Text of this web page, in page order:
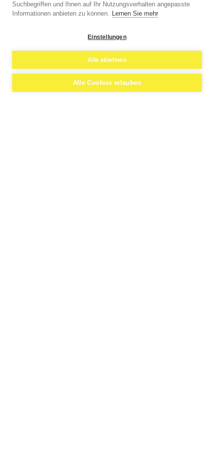
Suchbegriffen und Ihnen auf Ihr Nutzungsverhalten angepasste
Informationen anbieten zu können. Lernen Sie mehr
Einstellungen
Alle ablehnen
Alle Cookies erlauben